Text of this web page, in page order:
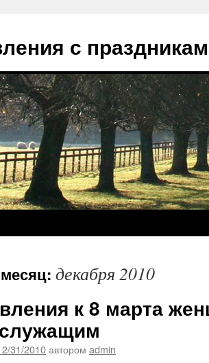
с
декабря 2010
к 8 марта
31/2010автором admin